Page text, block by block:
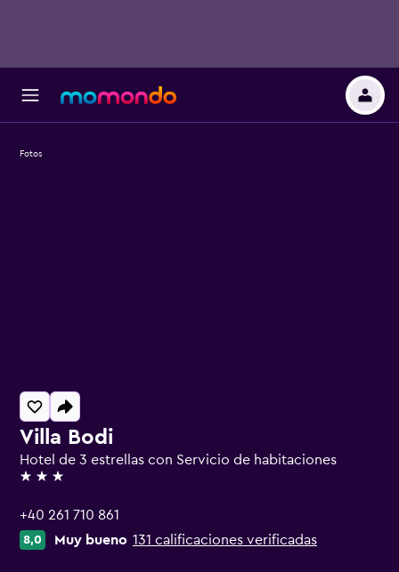
Villa Bodi
Hotel de 3 estrellas con Servicio de habitaciones
3 estrellas
+40 261 710 861
8,0 Muy bueno 131 calificaciones verificadas
Fotos